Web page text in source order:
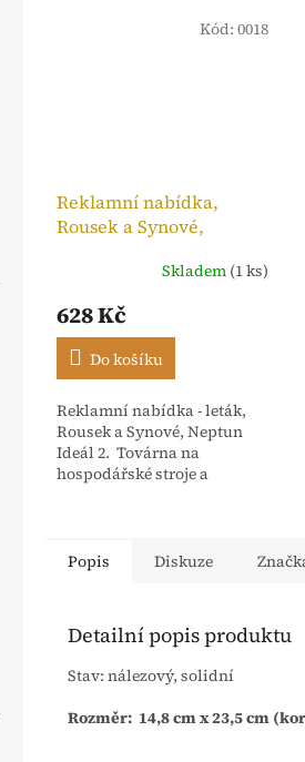
Reklamní nabídka,
Rousek a Synové,
Skladem (1 ks)
628 Kč
Do košíku
Reklamní nabídka - leták,
Rousek a Synové, Neptun
Ideál 2. Továrna na
hospodářské stroje a
Kód: 0018
Popis Diskuze
Detailní popis produktu
Stav: nálezový, solidní
Rozměr: 14,8 cm x 23,5 cm